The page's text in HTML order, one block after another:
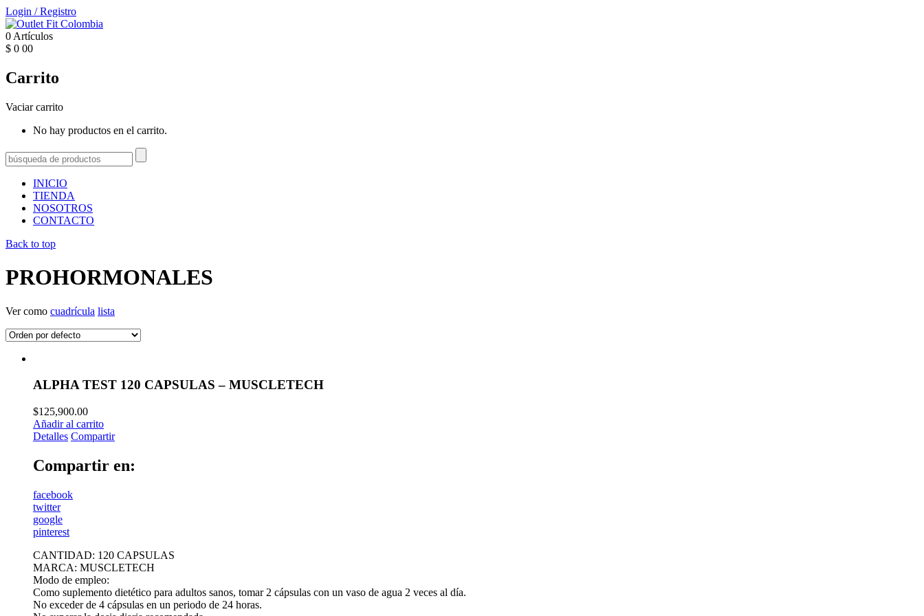
Login /Registro
0 Artículos
$ 0 00
Carrito
Vaciar carrito
No hay productos en el carrito.
INICIO
TIENDA
NOSOTROS
CONTACTO
Back to top
PROHORMONALES
Ver como cuadrícula lista
ALPHA TEST 120 CAPSULAS – MUSCLETECH
$125,900.00
Añadir al carrito
Detalles Compartir
Compartir en:
facebook
twitter
google
pinterest
CANTIDAD: 120 CAPSULAS
MARCA: MUSCLETECH
Modo de empleo:
Como suplemento dietético para adultos sanos, tomar 2 cápsulas con un vaso de agua 2 veces al día.
No exceder de 4 cápsulas en un periodo de 24 horas.